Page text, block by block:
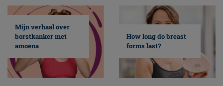
Mijn verhaal over
borstkanker met
amoena
How long do breast
forms last?